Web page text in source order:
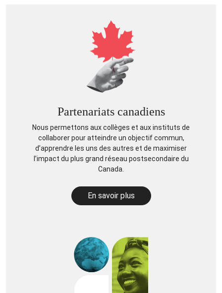
Partenariats canadiens
Nous permettons aux collèges et aux instituts de
collaborer pour atteindre un objectif commun,
d’apprendre les uns des autres et de maximiser
l’impact du plus grand réseau postsecondaire du
Canada.
En savoir plus